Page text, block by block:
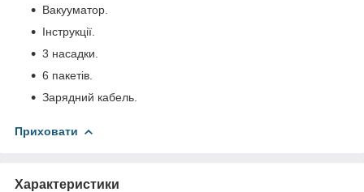
Вакууматор.
Інструкції.
3 насадки.
6 пакетів.
Зарядний кабель.
Приховати
Характеристики